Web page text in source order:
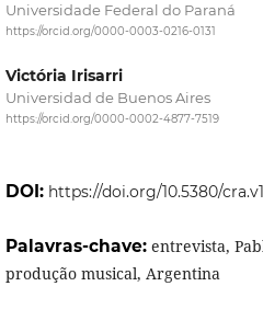
Universidade Federal do Paraná
https://orcid.org/0000-0003-0216-0131
Victória Irisarri
Universidad de Buenos Aires
https://orcid.org/0000-0002-4877-7519
DOI: https://doi.org/10.5380/
Palavras-chave: entrevista,
produção musical, Argentina